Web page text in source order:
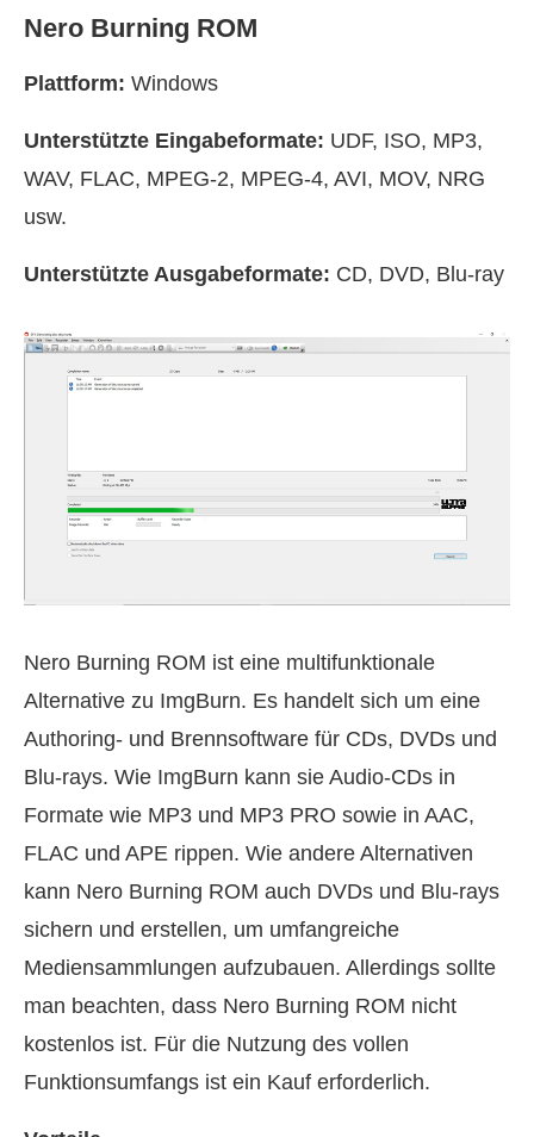
Nero Burning ROM
Plattform: Windows
Unterstützte Eingabeformate: UDF, ISO, MP3,
WAV, FLAC, MPEG-2, MPEG-4, AVI, MOV, NRG
usw.
Unterstützte Ausgabeformate: CD, DVD, Blu-ray
Nero Burning ROM ist eine multifunktionale
Alternative zu ImgBurn. Es handelt sich um eine
Authoring- und Brennsoftware für CDs, DVDs und
Blu-rays. Wie ImgBurn kann sie Audio-CDs in
Formate wie MP3 und MP3 PRO sowie in AAC,
FLAC und APE rippen. Wie andere Alternativen
kann Nero Burning ROM auch DVDs und Blu-rays
sichern und erstellen, um umfangreiche
Mediensammlungen aufzubauen. Allerdings sollte
man beachten, dass Nero Burning ROM nicht
kostenlos ist. Für die Nutzung des vollen
Funktionsumfangs ist ein Kauf erforderlich.